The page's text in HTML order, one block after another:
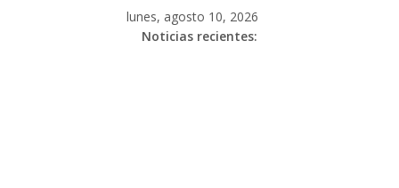
lunes, agosto 10, 2026
Noticias recientes: